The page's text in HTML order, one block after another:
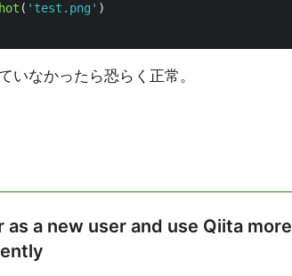
( ' test.png ' )
なかったら恐らく正常。
as a new user and use Qiita more